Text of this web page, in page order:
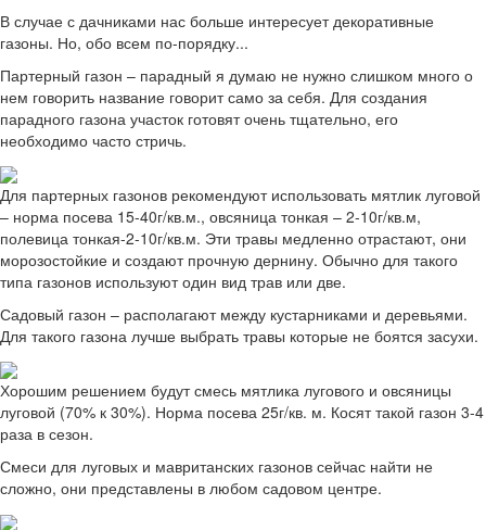
В случае с дачниками нас больше интересует декоративные
газоны. Но, обо всем по-порядку...
Партерный газон – парадный я думаю не нужно слишком много о
нем говорить название говорит само за себя. Для создания
парадного газона участок готовят очень тщательно, его
необходимо часто стричь.
Для партерных газонов рекомендуют использовать мятлик луговой
– норма посева 15-40г/кв.м., овсяница тонкая – 2-10г/кв.м,
полевица тонкая-2-10г/кв.м. Эти травы медленно отрастают, они
морозостойкие и создают прочную дернину. Обычно для такого
типа газонов используют один вид трав или две.
Садовый газон – располагают между кустарниками и деревьями.
Для такого газона лучше выбрать травы которые не боятся засухи.
Хорошим решением будут смесь мятлика лугового и овсяницы
луговой (70% к 30%). Норма посева 25г/кв. м. Косят такой газон 3-4
раза в сезон.
Смеси для луговых и мавританских газонов сейчас найти не
сложно, они представлены в любом садовом центре.